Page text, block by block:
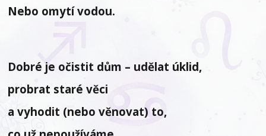
Nebo omytí vodou.
Dobré je očistit dům – udělat úklid,
probrat staré věci
a vyhodit (nebo věnovat) to,